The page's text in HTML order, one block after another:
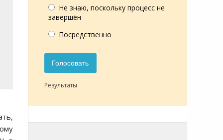
Не знаю, поскольку процесс не
завершён
Посредственно
Голосовать
Результаты